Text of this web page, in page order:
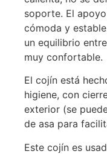
soporte. El
cómoda y
un equilibrio
muy confortable.
El cojín está
higiene, con
exterior (se
de asa para
Este cojín es